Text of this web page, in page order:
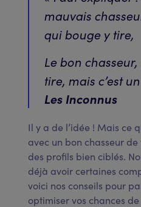
mauvais
qui bouge y tire,
Le bon
tire, mais c’est
Les Inconnus
Il y a de l’idée ! Mais ce
avec un bon chasseur
des profils bien ciblés.
déjà avoir certaines
voici nos conseils pour
optimiser vos chances